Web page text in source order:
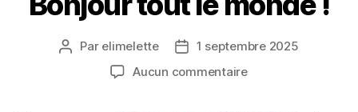
Par elimelette
1 septembre 2025
Aucun commentaire